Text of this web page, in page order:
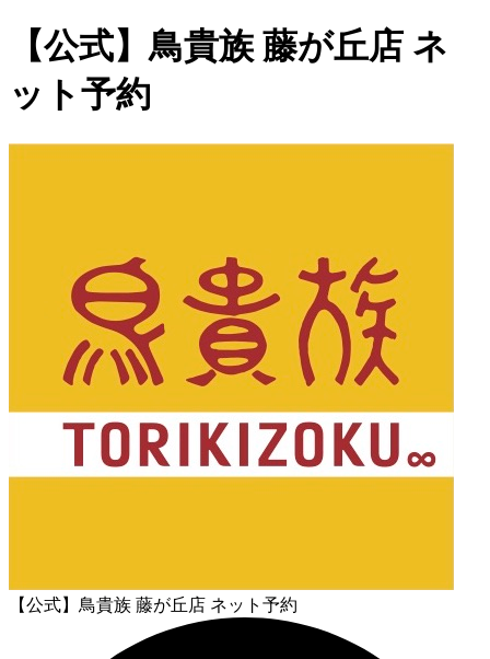
【公式】鳥貴族 藤が丘店 ネ
ット予約
【公式】鳥貴族 藤が丘店 ネット予約